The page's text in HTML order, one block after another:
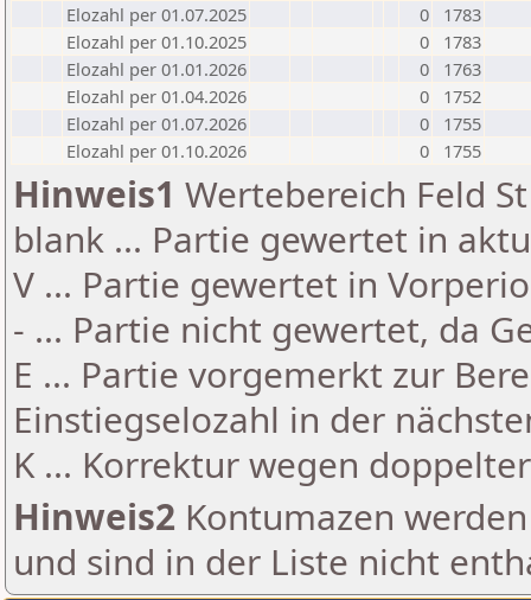
Elozahl per 01.07.2025
0
1783
Elozahl per 01.10.2025
0
1783
Elozahl per 01.01.2026
0
1763
Elozahl per 01.04.2026
0
1752
Elozahl per 01.07.2026
0
1755
Elozahl per 01.10.2026
0 1755
Hinweis1 Wertebereich Feld
blank ... Partie gewertet in
V ... Partie gewertet in
- ... Partie nicht gewertet, da
E ... Partie vorgemerkt zur
Einstiegselozahl in der
K ... Korrektur wegen
Hinweis2 Kontumazen
und sind in der Liste nicht